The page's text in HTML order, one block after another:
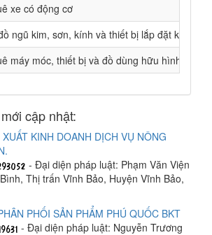
xe có động cơ
ngũ kim, sơn, kính và thiết bị lắp đặt khác
máy móc, thiết bị và đồ dùng hữu hình khác
cập nhật:
KINH DOANH DỊCH VỤ NÔNG
- Đại diện pháp luật: Phạm Văn Viện
Thị trấn Vĩnh Bảo, Huyện Vĩnh Bảo,
PHỐI SẢN PHẨM PHÚ QUỐC BKT
- Đại diện pháp luật: Nguyễn Trương